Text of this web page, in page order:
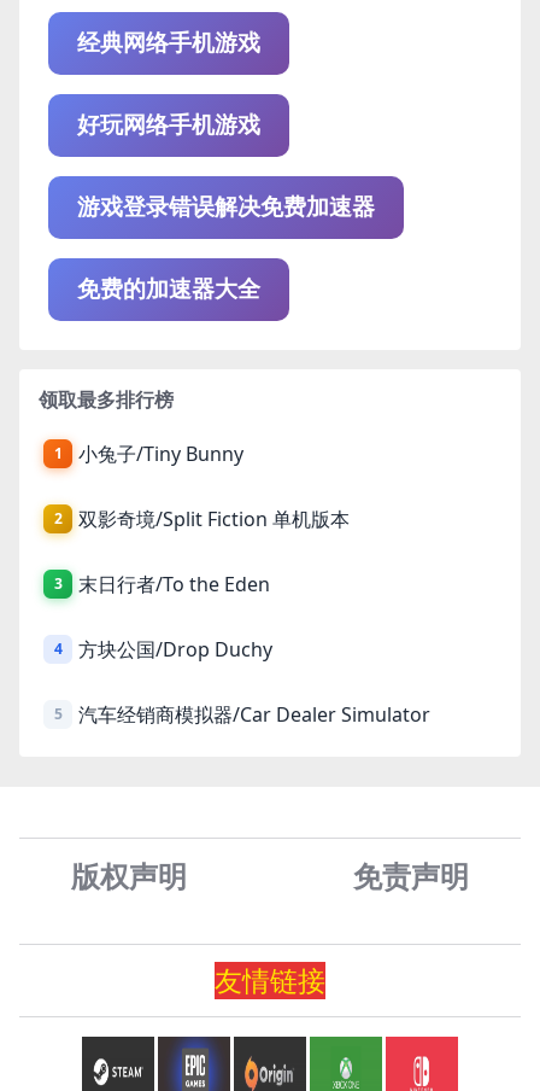
经典网络手机游戏
好玩网络手机游戏
游戏登录错误解决免费加速器
免费的加速器大全
领取最多排行榜
1 小兔子/Tiny Bunny
2 双影奇境/Split Fiction 单机版本
3 末日行者/To the Eden
4 方块公国/Drop Duchy
5 汽车经销商模拟器/Car Dealer Simulator
版权声明 免责声明
友情链接